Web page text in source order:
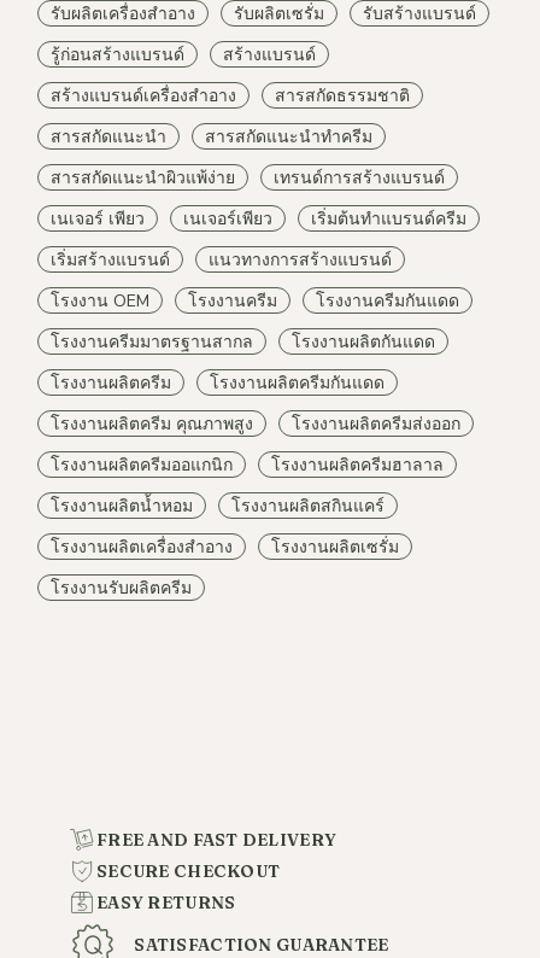
รับผลิตเครื่องสำอาง
รับผลิตเซรั่ม
รับสร้างแบรนด์
รู้ก่อนสร้างแบรนด์
สร้างแบรนด์
สร้างแบรนด์เครื่องสำอาง
สารสกัดธรรมชาติ
สารสกัดแนะนำ
สารสกัดแนะนำทำครีม
สารสกัดแนะนำผิวแพ้ง่าย
เทรนด์การสร้างแบรนด์
เนเจอร์ เพียว
เนเจอร์เพียว
เริ่มต้นทำแบรนด์ครีม
เริ่มสร้างแบรนด์
แนวทางการสร้างแบรนด์
โรงงาน OEM
โรงงานครีม
โรงงานครีมกันแดด
โรงงานครีมมาตรฐานสากล
โรงงานผลิตกันแดด
โรงงานผลิตครีม
โรงงานผลิตครีมกันแดด
โรงงานผลิตครีม คุณภาพสูง
โรงงานผลิตครีมส่งออก
โรงงานผลิตครีมออแกนิก
โรงงานผลิตครีมฮาลาล
โรงงานผลิตน้ำหอม
โรงงานผลิตสกินแคร์
โรงงานผลิตเครื่องสำอาง
โรงงานผลิตเซรั่ม
โรงงานรับผลิตครีม
FREE AND FAST DELIVERY
SECURE CHECKOUT
EASY RETURNS
SATISFACTION GUARANTEE